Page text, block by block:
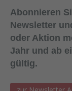
Abonnieren
Newsletter
oder Aktion
Jahr und ab
gültig.